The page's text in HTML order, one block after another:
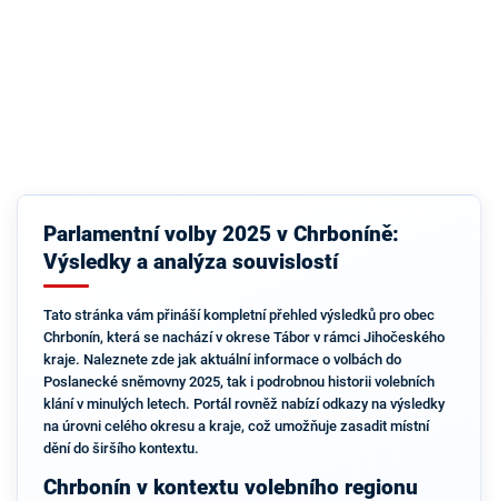
Parlamentní volby 2025 v Chrboníně:
Výsledky a analýza souvislostí
Tato stránka vám přináší kompletní přehled výsledků pro obec
Chrbonín, která se nachází v okrese Tábor v rámci Jihočeského
kraje. Naleznete zde jak aktuální informace o volbách do
Poslanecké sněmovny 2025, tak i podrobnou historii volebních
klání v minulých letech. Portál rovněž nabízí odkazy na výsledky
na úrovni celého okresu a kraje, což umožňuje zasadit místní
dění do širšího kontextu.
Chrbonín v kontextu volebního regionu